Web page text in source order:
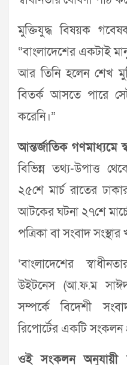
মুক্তিযুদ্ধ বিষয়ক
“বাংলাদেশের একটাই
আর তিনি হলেন শেখ
বিতর্ক আসতে পারে
করেনি।”
আন্তর্জাতিক গণমাধ্যমে
বিভিন্ন তথ্য-উপাত্ত
২৫শে মার্চ রাতের
আটকের ঘটনা ২৭শে
পত্রিকা বা সংবাদ
‘বাংলাদেশের
উইটনেস (আ.ফ.ম
সম্পর্কে বিদেশী
রিপোর্টের একটি সংকলন
ওই সংকলন অনুযায়ী